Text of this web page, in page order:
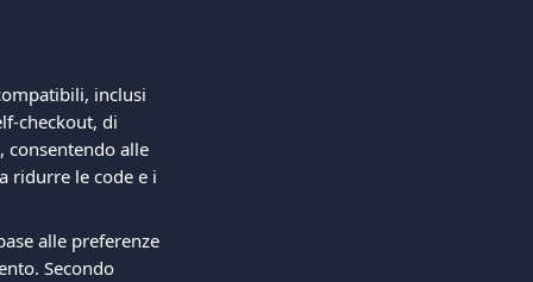
inclusi
checkout, di
consentendo alle
ridurre le code e i
alle preferenze
Secondo